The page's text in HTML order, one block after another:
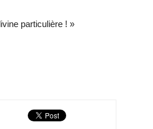
particulière ! »